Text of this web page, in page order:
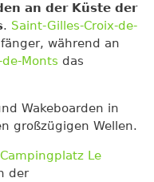
an der Küste der
. Saint-Gilles-Croix-de-
während an
Monts das
Wakeboarden in
großzügigen Wellen.
Campingplatz Le
der